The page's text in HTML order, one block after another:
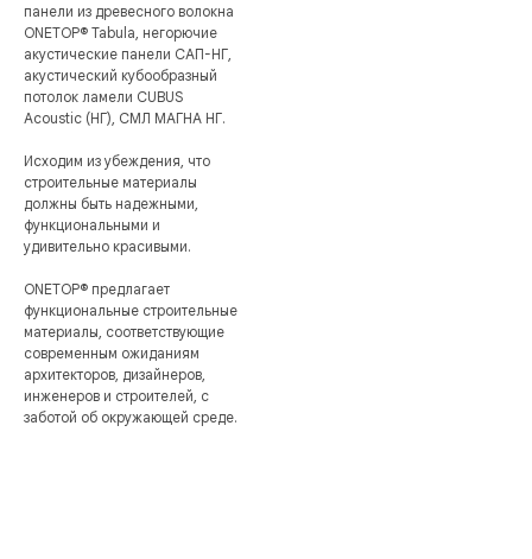
панели из древесного волокна
ONETOP® Tabula, негорючие
акустические панели САП-НГ,
акустический кубообразный
потолок ламели CUBUS
Acoustic (НГ), СМЛ МАГНА НГ.
Исходим из убеждения, что
строительные материалы
должны быть надежными,
функциональными и
удивительно красивыми.
ONETOP® предлагает
функциональные строительные
материалы, соответствующие
современным ожиданиям
архитекторов, дизайнеров,
инженеров и строителей, с
заботой об окружающей среде.